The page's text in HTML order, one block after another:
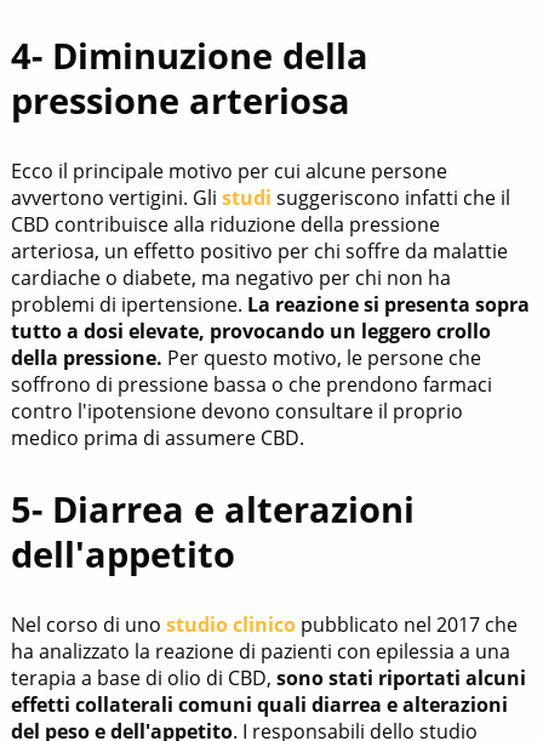
4- Diminuzione della
pressione arteriosa
Ecco il principale motivo per cui alcune persone
avvertono vertigini. Gli studi suggeriscono infatti che il
CBD contribuisce alla riduzione della pressione
arteriosa, un effetto positivo per chi soffre da malattie
cardiache o diabete, ma negativo per chi non ha
problemi di ipertensione. La reazione si presenta sopra
tutto a dosi elevate, provocando un leggero crollo
della pressione. Per questo motivo, le persone che
soffrono di pressione bassa o che prendono farmaci
contro l'ipotensione devono consultare il proprio
medico prima di assumere CBD.
5- Diarrea e alterazioni
dell'appetito
Nel corso di uno studio clinicopubblicato nel 2017 che
ha analizzato la reazione di pazienti con epilessia a una
terapia a base di olio di CBD, sono stati riportati alcuni
effetti collaterali comuni quali diarrea e alterazioni
del peso e dell'appetito. I responsabili dello studio